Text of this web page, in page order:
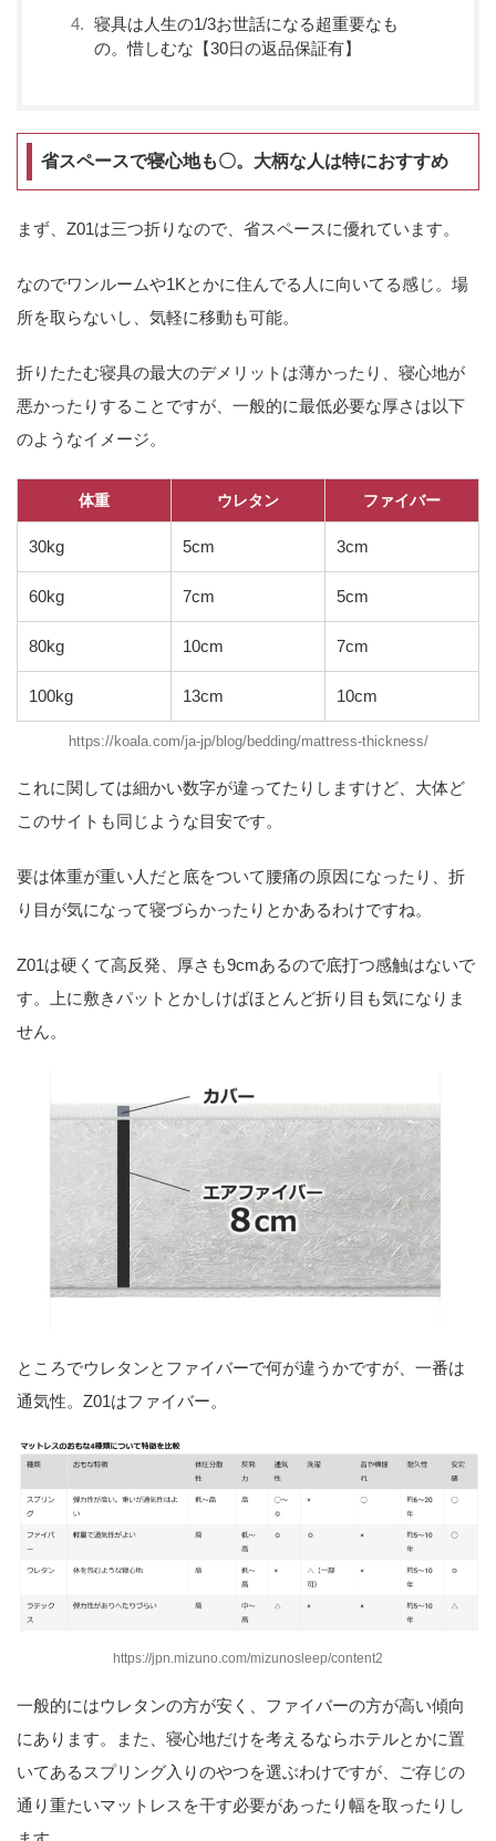
寝具は人生の1/3お世話になる超重要なも
の。惜しむな【30日の返品保証有】
省スペースで寝心地も〇。大柄な人は特におすすめ
まず、Z01は三つ折りなので、省スペースに優れています。
なのでワンルームや1Kとかに住んでる人に向いてる感じ。場
所を取らないし、気軽に移動も可能。
折りたたむ寝具の最大のデメリットは薄かったり、寝心地が
悪かったりすることですが、一般的に最低必要な厚さは以下
のようなイメージ。
体重 ウレタン ファイバー
30kg 5cm 3cm
60kg 7cm 5cm
80kg 10cm 7cm
100kg 13cm 10cm
https://koala.com/ja-jp/blog/bedding/mattress-thickness/
これに関しては細かい数字が違ってたりしますけど、大体ど
このサイトも同じような目安です。
要は体重が重い人だと底をついて腰痛の原因になったり、折
り目が気になって寝づらかったりとかあるわけですね。
Z01は硬くて高反発、厚さも9cmあるので底打つ感触はないで
す。上に敷きパットとかしけばほとんど折り目も気になりま
せん。
ところでウレタンとファイバーで何が違うかですが、一番は
通気性。Z01はファイバー。
https://jpn.mizuno.com/mizunosleep/content2
一般的にはウレタンの方が安く、ファイバーの方が高い傾向
にあります。また、寝心地だけを考えるならホテルとかに置
いてあるスプリング入りのやつを選ぶわけですが、ご存じの
通り重たいマットレスを干す必要があったり幅を取ったりし